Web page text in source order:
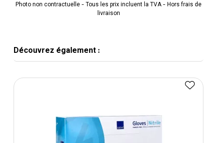
Photo non contractuelle - Tous les prix incluent la TVA - Hors frais de
livraison
Découvrez également :